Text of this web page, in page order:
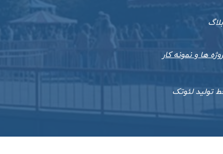
ها و نمونه کار
تولید لئوتک